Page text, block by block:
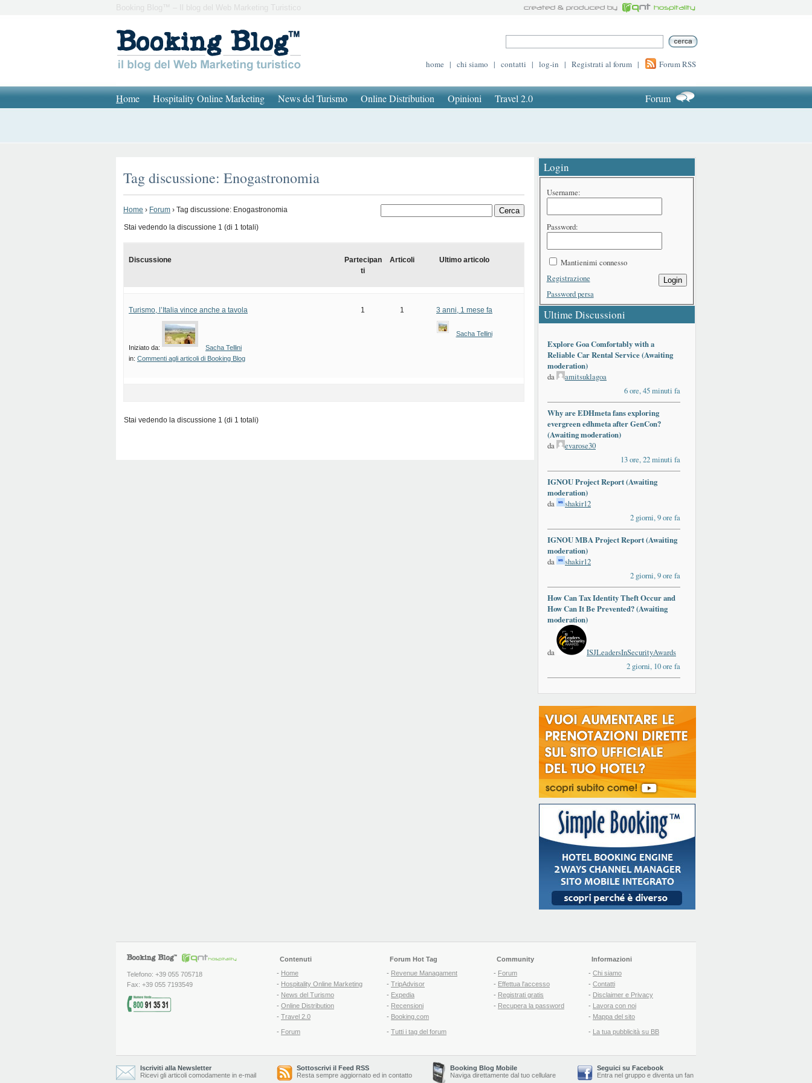
Booking Blog™ – Il blog del Web Marketing Turistico
home | chi siamo | contatti | log-in | Registrati al forum | Forum RSS
Home Hospitality Online Marketing News del Turismo Online Distribution Opinioni Travel 2.0 Forum
Tag discussione: Enogastronomia
Home › Forum › Tag discussione: Enogastronomia
Stai vedendo la discussione 1 (di 1 totali)
Discussione
Partecipan
ti
Articoli Ultimo articolo
Turismo, l’Italia vince anche a tavola
Iniziato da:
Sacha Tellini
in: Commenti agli articoli di Booking Blog
1 1 3 anni, 1 mese fa
Sacha Tellini
Stai vedendo la discussione 1 (di 1 totali)
Login
Username:
Password:
Mantienimi connesso
Login
Registrazione
Password persa
Ultime Discussioni
Explore Goa Comfortably with a
Reliable Car Rental Service (Awaiting
moderation)
da
amitsuklagoa
6 ore, 45 minuti fa
Why are EDHmeta fans exploring
evergreen edhmeta after GenCon?
(Awaiting moderation)
da
evarose30
13 ore, 22 minuti fa
IGNOU Project Report (Awaiting
moderation)
da
shakir12
2 giorni, 9 ore fa
IGNOU MBA Project Report (Awaiting
moderation)
da
shakir12
2 giorni, 9 ore fa
How Can Tax Identity Theft Occur and
How Can It Be Prevented? (Awaiting
moderation)
da
ISJLeadersInSecurityAwards
2 giorni, 10 ore fa
Telefono: +39 055 705718
Fax: +39 055 7193549
Contenuti
- Home
- Hospitality Online Marketing
- News del Turismo
- Online Distribution
- Travel 2.0
- Forum
Forum Hot Tag
- Revenue Managament
- TripAdvisor
- Expedia
- Recensioni
- Booking.com
- Tutti i tag del forum
Community
- Forum
- Effettua l'accesso
- Registrati gratis
- Recupera la password
Informazioni
- Chi siamo
- Contatti
- Disclaimer e Privacy
- Lavora con noi
- Mappa del sito
- La tua pubblicità su BB
Iscriviti alla Newsletter
Ricevi gli articoli comodamente in e-mail
Sottoscrivi il Feed RSS
Resta sempre aggiornato ed in contatto
Booking Blog Mobile
Naviga direttamente dal tuo cellulare
Seguici su Facebook
Entra nel gruppo e diventa un fan